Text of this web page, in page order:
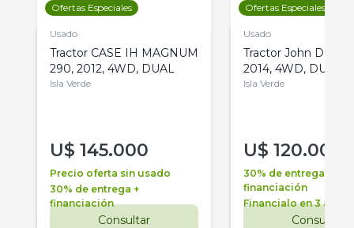
Ofertas Especiales
Usado
Tractor CASE IH MAGNUM
290, 2012, 4WD, DUAL
Isla Verde
U$ 145.000
Precio oferta sin usado
30% de entrega +
financiación
Consultar
Ofertas Especiales
Usado
Tractor John Deere
2014, 4WD, DUAL
Isla Verde
U$ 120.000
30% de entrega +
financiación
Financialo en 3 años
Consultar